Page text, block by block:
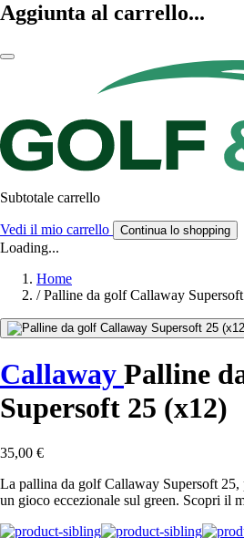
Aggiunta al carrello...
Subtotale carrello
Vedi il mio carrello Continua lo shopping
Loading...
Home
/ Palline da golf Callaway
Callaway Palline
Supersoft 25 (x12)
35,00 €
La pallina da golf Callaway Supersoft 25,
un gioco eccezionale sul green. Scopri il